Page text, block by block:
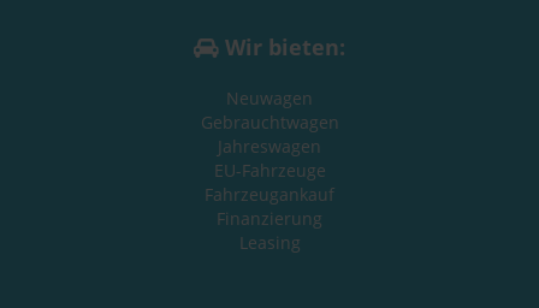
Wir bieten:
Neuwagen
Gebrauchtwagen
Jahreswagen
EU-Fahrzeuge
Fahrzeugankauf
Finanzierung
Leasing